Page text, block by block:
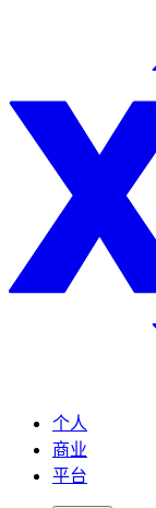
个人
商业
平台